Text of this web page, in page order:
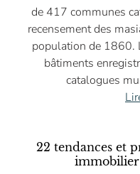
de 417 communes
recensement des
population de 1860.
bâtiments
catalogues
22 tendances et
immobilier